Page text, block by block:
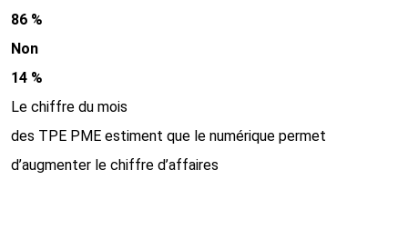
86 %
Non
14 %
Le chiffre du mois
des TPE PME estiment que le numérique permet
d’augmenter le chiffre d’affaires